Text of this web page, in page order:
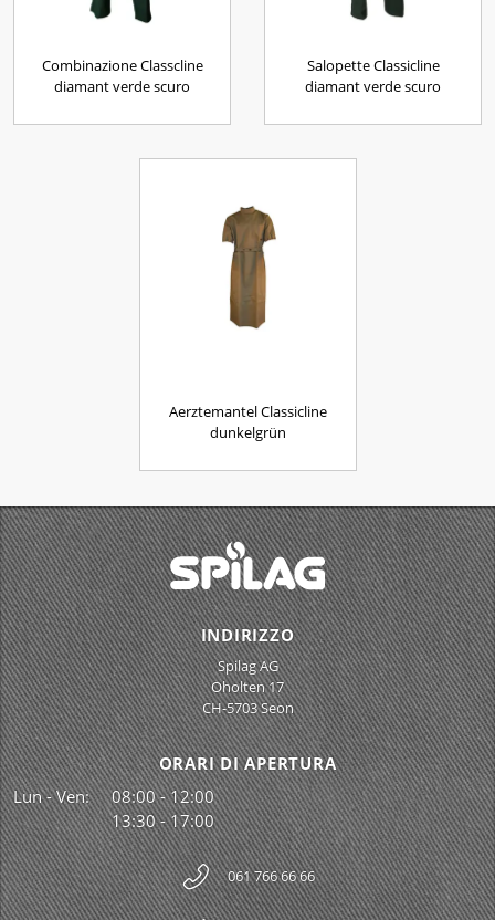
Combinazione Classcline
diamant verde scuro
Salopette Classicline
diamant verde scuro
Aerztemantel Classicline
dunkelgrün
INDIRIZZO
Spilag AG
Oholten 17
CH-5703 Seon
ORARI DI APERTURA
Lun - Ven:
08:00 - 12:00
13:30 - 17:00
061 766 66 66